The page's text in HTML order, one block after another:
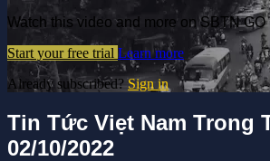
Watch this video and more on SBTN GO
Start your free trial Learn more
Already subscribed?Sign in
Tin Tức Viẹt Nam Trong
02/10/2022